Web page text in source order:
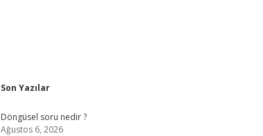
Sidebar
Son Yazılar
Döngüsel soru nedir ?
Ağustos 6, 2026